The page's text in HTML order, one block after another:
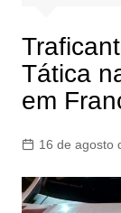
Tática
em
16 de agosto